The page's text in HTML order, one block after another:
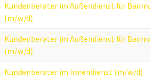
Kundenberater im Außendienst für
(m/w/d)
Kundenberater im Außendienst für
(m/w/d)
Kundenberater im Innendienst (m/w/d)